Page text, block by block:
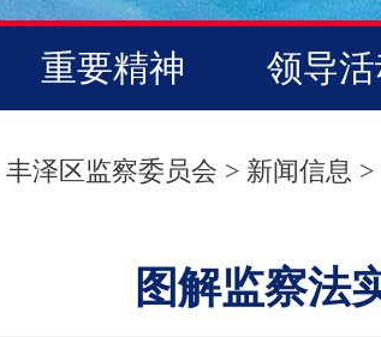
重要精神 领导活
丰泽区监察委员会 > 新闻信息 >
图解监察法